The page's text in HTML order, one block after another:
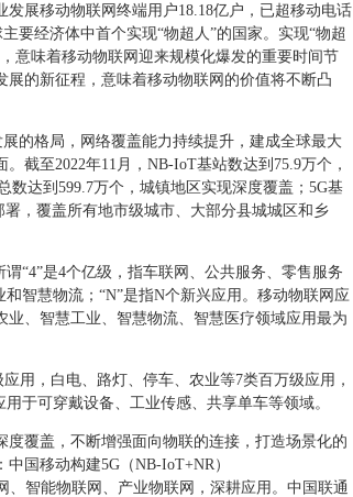
展移动物联网终端用户18.18亿户，已超移动电话
要经济体中首个实现“物超人”的国家。实现“物超
意味着移动物联网迎来规模化爆发的重要时间节
的新征程，意味着移动物联网的价值将不断凸
的格局，网络覆盖能力持续提升，建成全球最大
截至2022年11月，NB-IoT基站数达到75.9万个，
达到599.7万个，城镇地区实现深度覆盖；5G基
，覆盖所有地市级城市、大部分县城城区和乡
“4”是4个亿级，指车联网、公共服务、零售服务
智慧物流；“N”是指N个新兴应用。移动物联网应
、智慧工业、智慧物流、智慧医疗领域应用最为
用，白电、路灯、停车、农业等7类百万级应用，
于可穿戴设备、工业传感、共享单车等领域。
覆盖，不断增强面向物联的连接，打造场景化的
国移动构建5G（NB-IoT+NR）
、智能物联网、产业物联网，深耕应用。中国联通